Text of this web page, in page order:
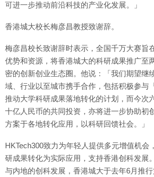
可进一步推动前沿科技的产业化发展。」
香港城大校长梅彦昌教授致谢辞。
梅彦昌校长致谢辞时表示，全国千万大赛旨
优势和资源，将香港城大的科研成果推广至
密的创新创业生态圈。他说：「我们期望继
域、行业以至城市携手合作，包括积极参与
推动大学科研成果落地转化的计划，而今次
十亿人民币的共同投资，亦将进一步协助初
方案于各地转化应用，以科研回馈社会。」
HKTech300致力为年轻人提供多元增值机会
研成果转化为实际应用，支持香港创科发展
与内地的创科发展，香港城大于去年6月推